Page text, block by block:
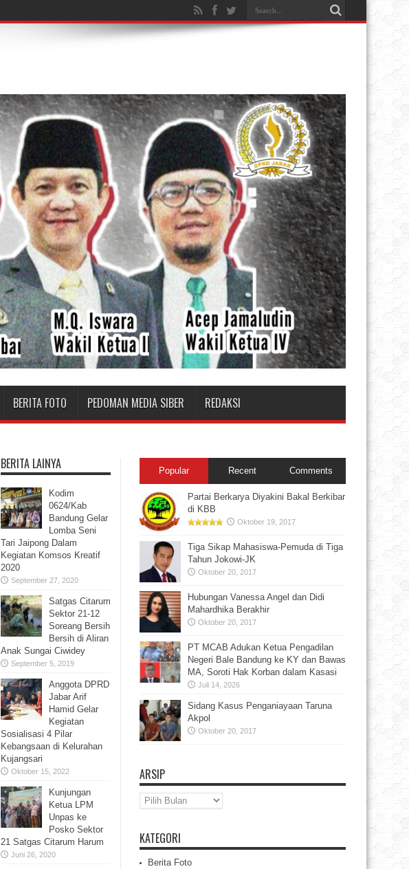
BERITA FOTO PEDOMAN MEDIA SIBER REDAKSI
BERITA LAINYA
Kodim
0624/Kab
Bandung Gelar
Lomba Seni
Tari Jaipong Dalam
Kegiatan Komsos Kreatif
2020
September 27, 2020
Satgas Citarum
Sektor 21-12
Soreang Bersih
Bersih di Aliran
Anak Sungai Ciwidey
September 5, 2019
Anggota DPRD
Jabar Arif
Hamid Gelar
Kegiatan
Sosialisasi 4 Pilar
Kebangsaan di Kelurahan
Kujangsari
Oktober 15, 2022
Kunjungan
Ketua LPM
Unpas ke
Posko Sektor
21 Satgas Citarum Harum
Juni 26, 2020
Popular Recent Comments
Partai Berkarya Diyakini Bakal Berkibar
di KBB
Oktober 19, 2017
Tiga Sikap Mahasiswa-Pemuda di Tiga
Tahun Jokowi-JK
Oktober 20, 2017
Hubungan Vanessa Angel dan Didi
Mahardhika Berakhir
Oktober 20, 2017
PT MCAB Adukan Ketua Pengadilan
Negeri Bale Bandung ke KY dan Bawas
MA, Soroti Hak Korban dalam Kasasi
Juli 14, 2026
Sidang Kasus Penganiayaan Taruna
Akpol
Oktober 20, 2017
ARSIP
Arsip
KATEGORI
Berita Foto